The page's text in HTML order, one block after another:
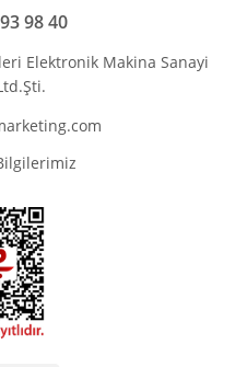
98 40
Elektronik Makina Sanayi